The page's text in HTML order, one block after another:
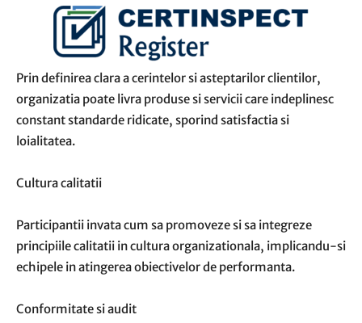
Prin definirea clara a cerintelor si asteptarilor clientilor,
organizatia poate livra produse si servicii care indeplinesc
constant standarde ridicate, sporind satisfactia si
loialitatea.
Cultura calitatii
Participantii invata cum sa promoveze si sa integreze
principiile calitatii in cultura organizationala, implicandu-si
echipele in atingerea obiectivelor de performanta.
Conformitate si audit